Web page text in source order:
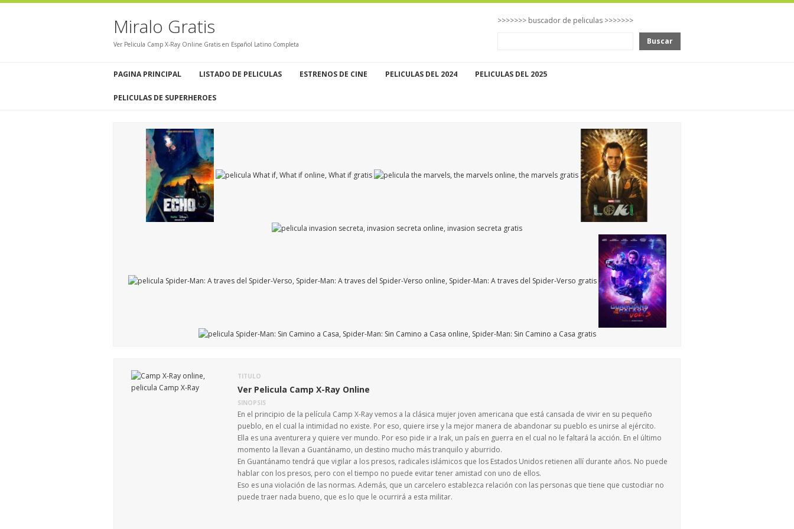
Miralo Gratis
Ver Pelicula Camp X-Ray Online Gratis en Español Latino Completa
>>>>>>> buscador de peliculas >>>>>>>
Buscar
PAGINA PRINCIPAL LISTADO DE PELICULAS ESTRENOS DE CINE PELICULAS DEL 2024 PELICULAS DEL 2025
PELICULAS DE SUPERHEROES
TITULO
Ver Pelicula Camp X-Ray Online
SINOPSIS
En el principio de la película Camp X-Ray vemos a la clásica mujer joven americana que está cansada de vivir en su pequeño
pueblo, en el cual la intimidad no existe. Por eso, quiere irse y la mejor manera de abandonar su pueblo es unirse al ejército.
Ella es una aventurera y quiere ver mundo. Por eso pide ir a Irak, un país en guerra en el cual no le faltará la acción. En el último
momento la llevan a Guantánamo, un destino mucho más tranquilo y aburrido.
En Guantánamo tendrá que vigilar a los presos, radicales islámicos que los Estados Unidos retienen allí durante años. No puede
hablar con los presos, pero con el tiempo no puede evitar tener amistad con uno de ellos.
Eso es una violación de las normas. Además, que un carcelero establezca relación con las personas que tiene que custodiar no
puede traer nada bueno, que es lo que le ocurrirá a esta militar.